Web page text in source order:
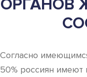
ОРГАНОВ
Согласно
50% россиян имеют